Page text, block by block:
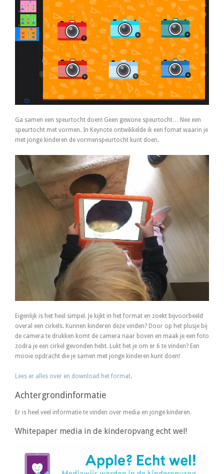
Ga samen een speurtocht doen! Geen gewone speurtocht… Nee een
speurtocht met vormen. In Keynote ontwikkelde ik een fomat waarin je
met jonge kinderen de vormenspeurtocht kunt doen.
Eigenlijk is het heel simpel. Je kijkt in het format en zoekt bijvoorbeeld
overal een cirkels. Kunnen kinderen deze vinden? Door op het plusje bij
de camera te drukken komt de camera naar boven en maak je een foto
zodra je een cirkel gevonden hebt. Lukt het je om er 6 te vinden? Een
mooie opdracht die je samen met jonge kinderen kunt doen!
Lees er alles over en download het format.
Achtergrondinformatie
Er is heel veel informatie te vinden over media en jonge kinderen.
Whitepaper media in de kinderopvang echt wel!